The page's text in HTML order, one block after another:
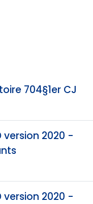
704§1er CJ
version 2020 -
version 2020 -